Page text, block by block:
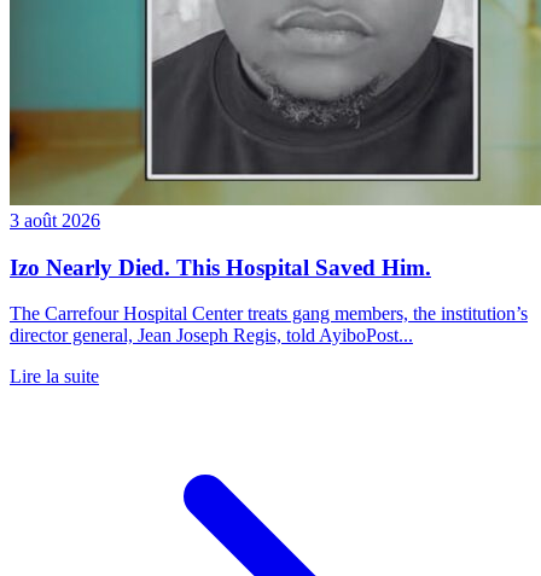
3 août 2026
Izo Nearly Died. This Hospital Saved Him.
The Carrefour Hospital Center treats gang members, the institution’s
director general, Jean Joseph Regis, told AyiboPost...
Lire la suite